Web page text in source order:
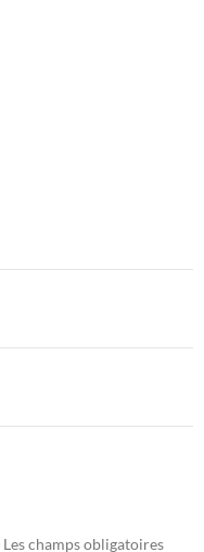
Les champs obligatoires